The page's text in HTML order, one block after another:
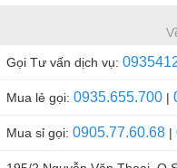
Gọi Tư vấn dịch vụ:
Mua lẻ gọi: 0935.655.700 |
Mua sỉ gọi: 0905.77.60.68 |